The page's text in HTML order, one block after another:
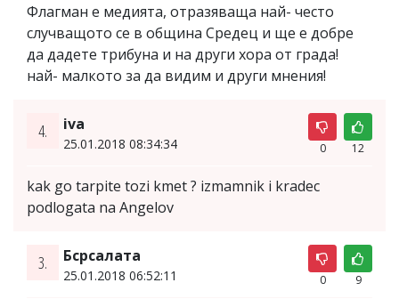
Флагман е медията, отразяваща най- често
случващото се в община Средец и ще е добре
да дадете трибуна и на други хора от града!
най- малкото за да видим и други мнения!
4. iva
25.01.2018 08:34:34 0 12
kak go tarpite tozi kmet ? izmamnik i kradec
podlogata na Angelov
3. Бсрсалата
25.01.2018 06:52:11 0 9